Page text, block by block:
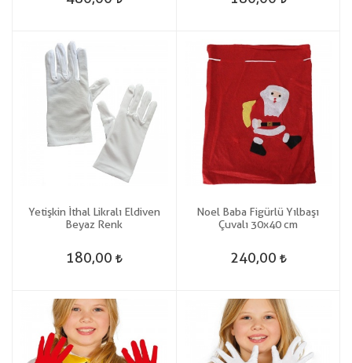
Yetişkin İthal Likralı Eldiven
Beyaz Renk
180,00
Noel Baba Figürlü Yılbaşı
Çuvalı 30x40 cm
240,00